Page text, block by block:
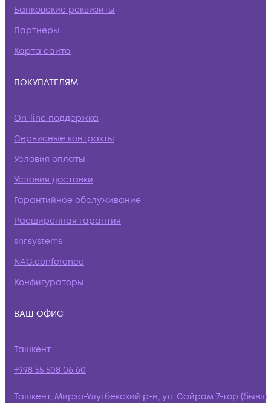
Банковские реквизиты
Партнеры
Карта сайта
ПОКУПАТЕЛЯМ
On-line поддержка
Сервисные контракты
Условия оплаты
Условия доставки
Гарантийное обслуживание
Расширенная гарантия
snr.systems
NAG.conference
Конфигураторы
ВАШ ОФИС
Ташкент
+998 55 508 06 60
Ташкент, Мирзо-Улугбекский р-н, ул. Сайрам 7-тор (бывш.